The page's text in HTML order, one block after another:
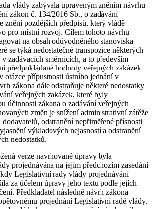
vlády zabývala upraveným zněním návrhu
zákon č. 134/2016 Sb., o zadávání
znění pozdějších předpisů, který vládě
pro místní rozvoj. Cílem tohoto návrhu
na obsah odůvodněného stanoviska
se týká nedostatečné transpozice některých
zadávacích směrnicích, a to především
předpokládané hodnoty veřejných zakázek
otázce přípustnosti ústního jednání v
zákona dále odstraňuje některé nedostatky
veřejných zakázek, které byly
účinnosti zákona o zadávání veřejných
změn je snížení administrativní zátěže
dodavatelů, odstranění nepřiměřené přísnosti
výkladových nejasností a odstranění
nedostatků.
verze navrhované úpravy byla
projednávána na jejím předchozím zasedání
Legislativní rady vlády projednávání
za účelem úpravy jeho textu podle jejích
Předkladatel následně návrh zákona
projednání Legislativní radě vlády.